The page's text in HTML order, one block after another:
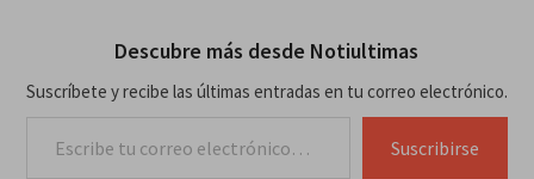
Descubre más desde Notiultimas
Suscríbete y recibe las últimas entradas en tu correo electrónico.
Suscribirse